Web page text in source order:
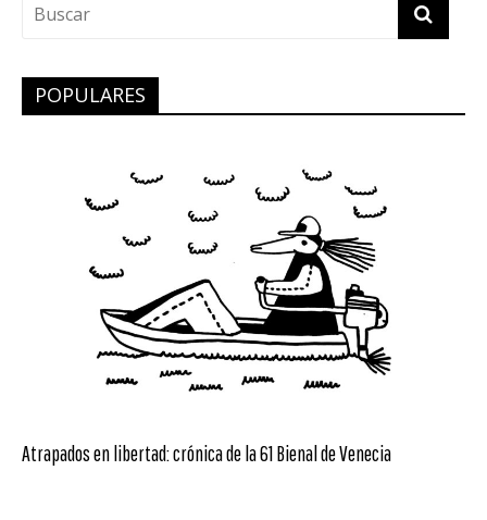
POPULARES
Atrapados en libertad: crónica de la 61 Bienal de Venecia